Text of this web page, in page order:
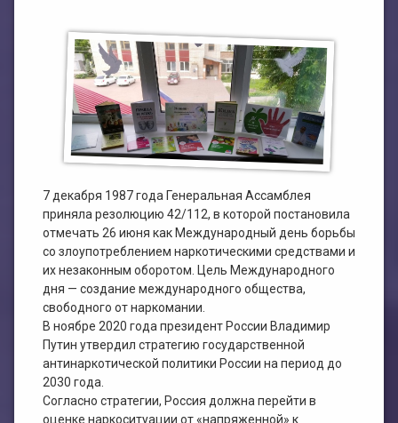
План работы филиала №2
7 декабря 1987 года Генеральная Ассамблея
приняла резолюцию 42/112, в которой постановила
отмечать 26 июня как Международный день борьбы
со злоупотреблением наркотическими средствами и
их незаконным оборотом. Цель Международного
дня — создание международного общества,
свободного от наркомании.
В ноябре 2020 года президент России Владимир
Путин утвердил стратегию государственной
антинаркотической политики России на период до
2030 года.
Согласно стратегии, Россия должна перейти в
оценке наркоситуации от «напряженной» к